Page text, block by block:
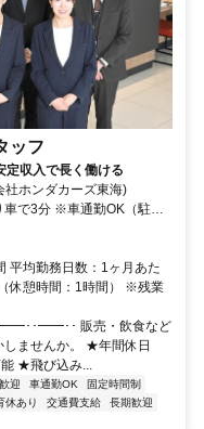
ッフ
定収入で長く働ける
社ホンダカーズ東海)
車で3分 ※車通勤OK（駐車
平均勤務日数：1ヶ月あた
休憩時間：1時間） ※残業
･･━━･･ 販売・飲食など
しませんか。 ★年間休日
★飛び込み...
迎 車通勤OK
固定時間制
休あり 交通費支給
長期歓迎